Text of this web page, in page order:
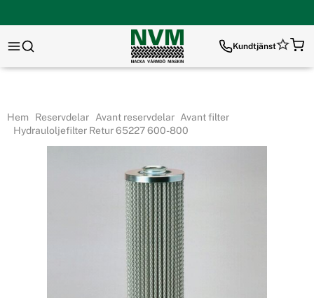
Kundtjänst
Hem Reservdelar Avant reservdelar Avant filter
Hydrauloljefilter Retur 65227 600-800